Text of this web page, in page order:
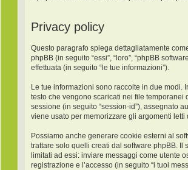
Privacy policy
Questo paragrafo spiega dettagliatamente
phpBB (in seguito “essi”, “loro”, “phpBB
effettuata (in seguito “le tue informazioni”).
Le tue informazioni sono raccolte in due modi.
testo che vengono scaricati nei file temporanei
sessione (in seguito “session-id”), assegnato
viene usato per memorizzare gli argomenti
Possiamo anche generare cookie esterni al
trattare solo quelli creati dal software phpBB.
limitati ad essi: inviare messaggi come utente
registrazione e l’accesso (in seguito “i tuoi